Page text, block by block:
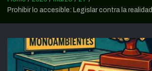
Prohibir lo accesible: Legislar contra la realidad